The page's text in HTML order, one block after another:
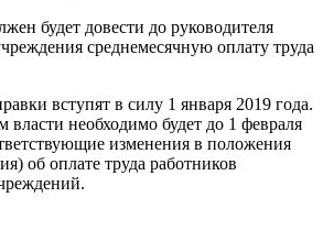
будет довести до руководителя
среднемесячную оплату труда
вступят в силу 1 января 2019 года.
необходимо будет до 1 февраля
изменения в положения
об оплате труда работников